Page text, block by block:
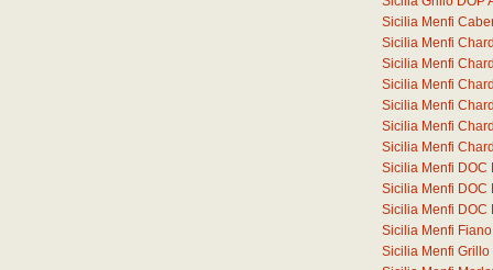
Sicilia Menfi
Sicilia Menfi
Sicilia Menfi
Sicilia Menfi
Sicilia Menfi
Sicilia Menfi
Sicilia Menfi
Sicilia Menfi DOC
Sicilia Menfi DOC
Sicilia Menfi DOC
Sicilia Menfi
Sicilia Menfi